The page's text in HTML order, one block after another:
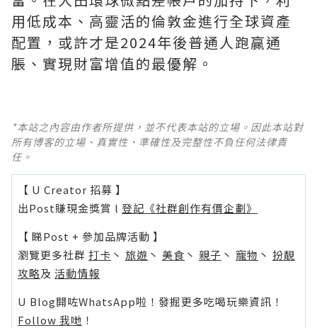
用低成本、高靈活的倫敦金進行全球資產
配置，或許才是2024年後普通人跑贏通
脹、實現財富增值的最優解。
*本站之內容由作者所提供，並不代表本站的立場。因此本站對
所有博客的立場、真實性、準確性及完整性不負任何法律責
任。
【 U Creator 招募 】
出Post賺現金獎賞 l 登記《社群創作有價企劃》
【 睇Post + 參加品牌活動 】
瀏覽更多社群 打卡 丶 旅遊 丶 美食 丶 親子 丶 寵物 丶 扮靚
攻略及 活動情報
U Blog開咗WhatsApp啦！發掘更多吃喝玩樂資訊！
Follow 我哋 ！